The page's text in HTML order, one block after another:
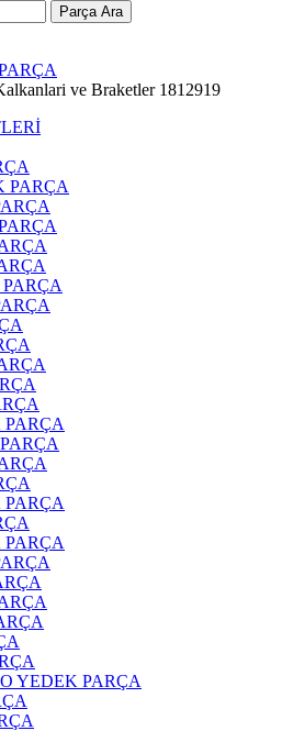
Parça Ara
ve Braketler 1812919
PARÇA
YEDEK PARÇA